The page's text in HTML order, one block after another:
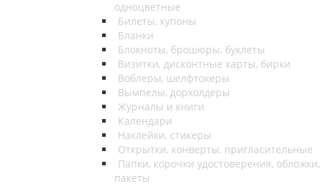
одноцветные
Билеты, купоны
Бланки
Блокноты, брошюры, буклеты
Визитки, дисконтные карты, бирки
Воблеры, шелфтокеры
Вымпелы, дорхолдеры
Журналы и книги
Календари
Наклейки, стикеры
Открытки, конверты, пригласительные
Папки, корочки удостоверения, обложки,
пакеты